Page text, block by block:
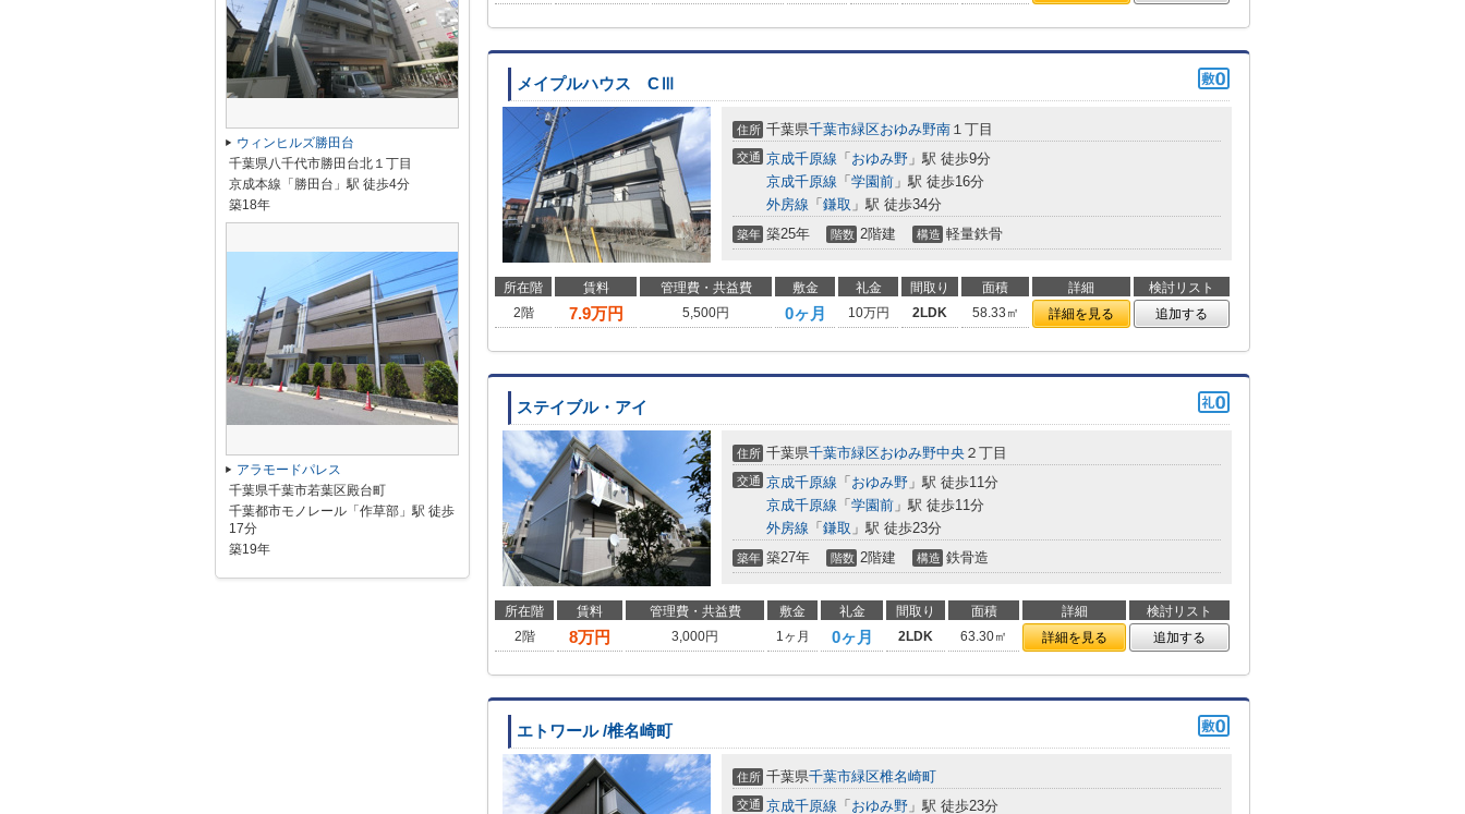
メイプルハウス CⅢ
住所 千葉県千葉市緑区おゆみ野南 １丁目
交通 京成千原線 「 おゆみ野 」駅 徒歩9分
京成千原線 「 学園前 」駅 徒歩16分
外房線 「 鎌取 」駅 徒歩34分
築年 築25年 階数 2階建 構造 軽量鉄骨
所在階 賃料 管理費・共益費 敷金 礼金 間取り 面積 詳細
検討リスト
2階
7.9万円 5,500円 0ヶ月 10万円 2LDK 58.33㎡ 詳細を見る 追加する
ステイブル・アイ
住所 千葉県千葉市緑区おゆみ野中央 ２丁目
交通 京成千原線 「 おゆみ野 」駅 徒歩11分
京成千原線 「 学園前 」駅 徒歩11分
外房線 「 鎌取 」駅 徒歩23分
築年 築27年 階数 2階建 構造 鉄骨造
所在階 賃料 管理費・共益費 敷金 礼金 間取り 面積 詳細
検討リスト
2階
8万円 3,000円 1ヶ月 0ヶ月 2LDK 63.30㎡ 詳細を見る 追加する
エトワール /椎名崎町
住所 千葉県千葉市緑区椎名崎町
交通 京成千原線 「 おゆみ野 」駅 徒歩23分
ウィンヒルズ勝田台
千葉県八千代市勝田台北１丁目
京成本線「勝田台」駅 徒歩4分
築18年
アラモードパレス
千葉県千葉市若葉区殿台町
千葉都市モノレール「作草部」駅 徒歩
17分
築19年